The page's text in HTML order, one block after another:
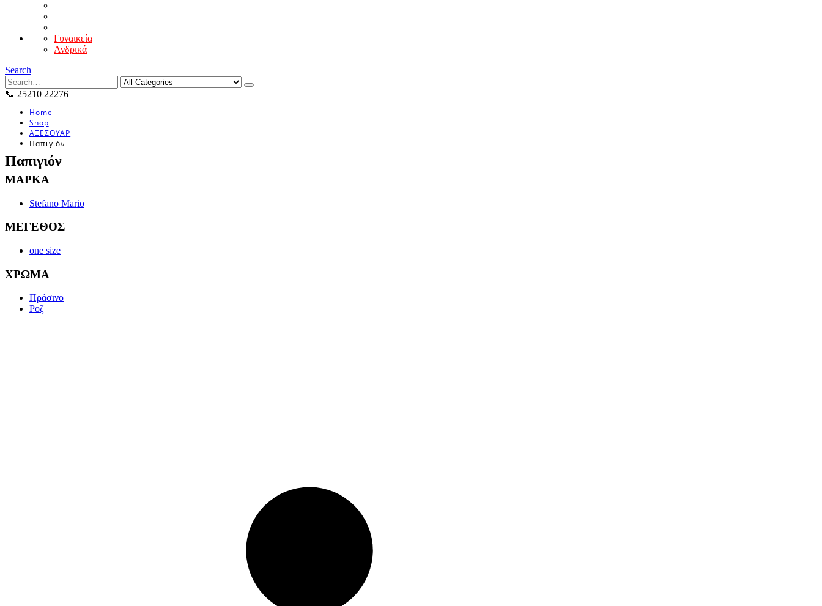
Γυναικεία
Ανδρικά
Search
📞 25210 22276
Home
Shop
ΑΞΕΣΟΥΑΡ
Παπιγιόν
Παπιγιόν
ΜΑΡΚΑ
Stefano Mario
ΜΕΓΕΘΟΣ
one size
ΧΡΩΜΑ
Πράσινο
Ροζ